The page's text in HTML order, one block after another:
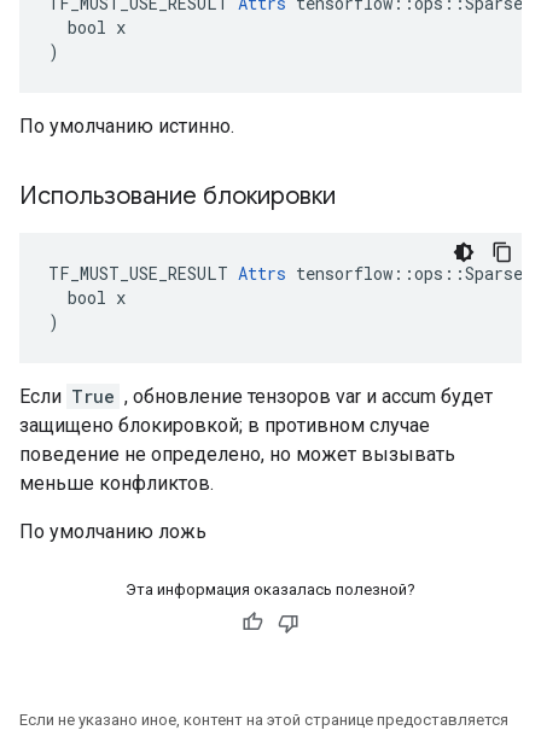
  bool x
)
По умолчанию истинно.
Использование блокировки
TF_MUST_USE_RESULT Attrs
  bool x
)
Если True , обновление тензоров var и accum будет
защищено блокировкой; в противном случае
поведение не определено, но может вызывать
меньше конфликтов.
По умолчанию ложь
Эта информация оказалась полезной?
Если не указано иное, контент на этой странице предоставляется